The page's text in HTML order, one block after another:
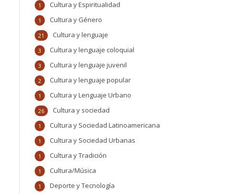
Cultura y Espiritualidad
1
Cultura y Género
1
Cultura y lenguaje
21
Cultura y lenguaje coloquial
3
Cultura y lenguaje juvenil
3
Cultura y lenguaje popular
2
Cultura y Lenguaje Urbano
1
Cultura y sociedad
26
Cultura y Sociedad Latinoamericana
1
Cultura y Sociedad Urbanas
1
Cultura y Tradición
1
Cultura/Música
1
Deporte y Tecnología
1